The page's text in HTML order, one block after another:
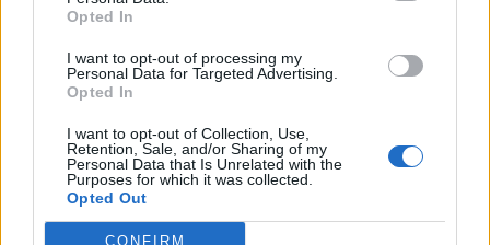
Opted In
I want to opt-out of processing my
Personal Data for Targeted Advertising.
Opted In
I want to opt-out of Collection, Use,
Retention, Sale, and/or Sharing of my
Personal Data that Is Unrelated with the
Purposes for which it was collected.
Opted Out
CONFIRM
In evidenza